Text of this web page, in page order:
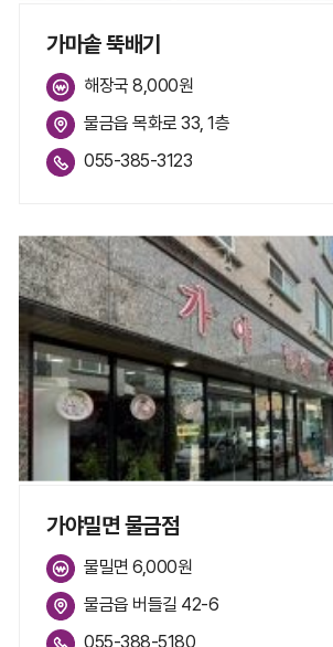
가마솥 뚝배기
해장국 8,000원
물금읍 목화로 33, 1층
055-385-3123
가야밀면 물금점
물밀면 6,000원
물금읍 버들길 42-6
055-388-5180